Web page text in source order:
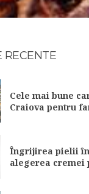
RECENTE
Cele mai bune
Craiova pentru
Îngrijirea pielii
alegerea cremei